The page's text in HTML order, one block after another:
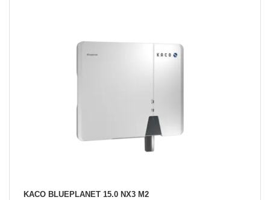
KACO BLUEPLANET 15.0 NX3 M2